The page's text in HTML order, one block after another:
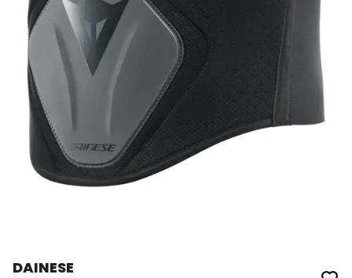
DAINESE